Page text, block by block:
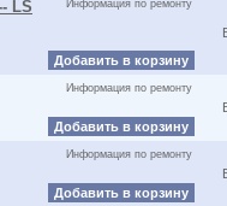
LS
Информация по ремонту
Добавить в корзину
Информация по ремонту
Добавить в корзину
Информация по ремонту
Добавить в корзину